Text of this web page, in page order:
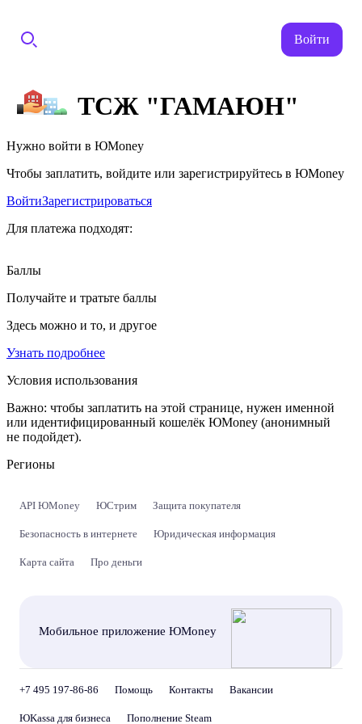
Войти
ТСЖ "ГАМАЮН"
Нужно войти в ЮMoney
Чтобы заплатить, войдите или зарегистрируйтесь в ЮMoney
ВойтиЗарегистрироваться
Для платежа подходят:
Баллы
Получайте и тратьте баллы
Здесь можно и то, и другое
Узнать подробнее
Условия использования
Важно: чтобы заплатить на этой странице, нужен именной
или идентифицированный кошелёк ЮMoney (анонимный
не подойдет).
Регионы
API ЮMoney ЮСтрим Защита покупателя
Безопасность в интернете Юридическая информация
Карта сайта Про деньги
Мобильное приложение ЮMoney
+7 495 197-86-86 Помощь Контакты Вакансии
ЮKassa для бизнеса Пополнение Steam